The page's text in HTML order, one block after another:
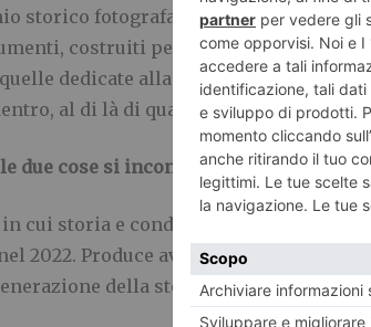
storico fotografa il passato di
costruiti per essere verificati da
dedicate alla parità di genere.
al di là di quanto a lungo è esistita.
due cose si incontrano
in cui storia e condotta presente si
2022. Produce avvolgicavo,
della stessa famiglia e